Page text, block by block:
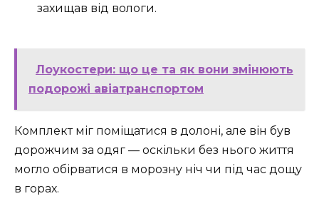
захищав від вологи.
Лоукостери: що це та як вони змінюють
подорожі авіатранспортом
Комплект міг поміщатися в долоні, але він був
дорожчим за одяг — оскільки без нього життя
могло обірватися в морозну ніч чи під час дощу
в горах.